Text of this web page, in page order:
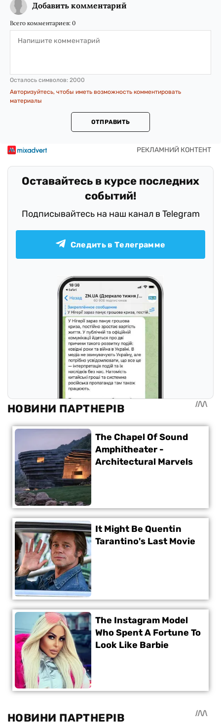
Добавить комментарий
Всего комментариев: 0
Осталось символов: 2000
Авторизуйтесь, чтобы иметь возможность комментировать
материалы
ОТПРАВИТЬ
Оставайтесь в курсе последних
событий!
Подписывайтесь на наш канал в Telegram
Следить в Телеграмме